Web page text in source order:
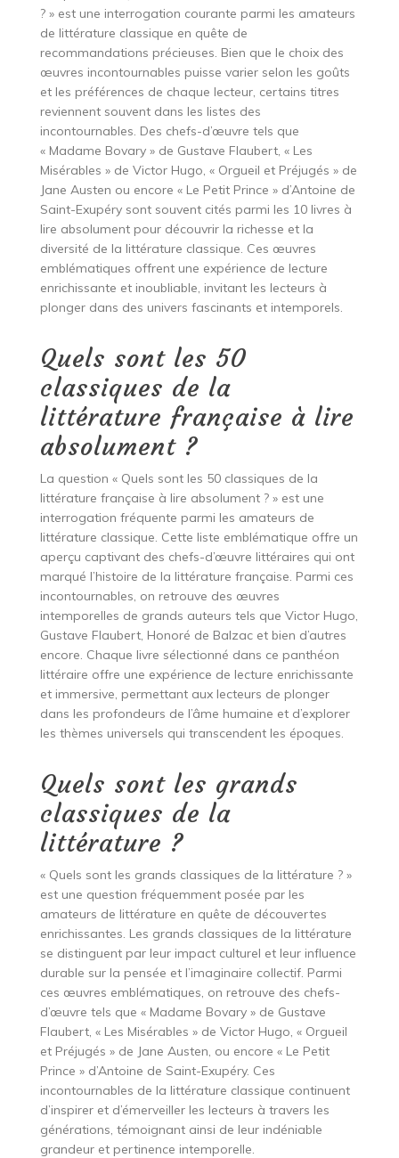
? » est une interrogation courante parmi les amateurs
de littérature classique en quête de
recommandations précieuses. Bien que le choix des
œuvres incontournables puisse varier selon les goûts
et les préférences de chaque lecteur, certains titres
reviennent souvent dans les listes des
incontournables. Des chefs-d’œuvre tels que
« Madame Bovary » de Gustave Flaubert, « Les
Misérables » de Victor Hugo, « Orgueil et Préjugés » de
Jane Austen ou encore « Le Petit Prince » d’Antoine de
Saint-Exupéry sont souvent cités parmi les 10 livres à
lire absolument pour découvrir la richesse et la
diversité de la littérature classique. Ces œuvres
emblématiques offrent une expérience de lecture
enrichissante et inoubliable, invitant les lecteurs à
plonger dans des univers fascinants et intemporels.
Quels sont les 50
classiques de la
littérature française à lire
absolument ?
La question « Quels sont les 50 classiques de la
littérature française à lire absolument ? » est une
interrogation fréquente parmi les amateurs de
littérature classique. Cette liste emblématique offre un
aperçu captivant des chefs-d’œuvre littéraires qui ont
marqué l’histoire de la littérature française. Parmi ces
incontournables, on retrouve des œuvres
intemporelles de grands auteurs tels que Victor Hugo,
Gustave Flaubert, Honoré de Balzac et bien d’autres
encore. Chaque livre sélectionné dans ce panthéon
littéraire offre une expérience de lecture enrichissante
et immersive, permettant aux lecteurs de plonger
dans les profondeurs de l’âme humaine et d’explorer
les thèmes universels qui transcendent les époques.
Quels sont les grands
classiques de la
littérature ?
« Quels sont les grands classiques de la littérature ? »
est une question fréquemment posée par les
amateurs de littérature en quête de découvertes
enrichissantes. Les grands classiques de la littérature
se distinguent par leur impact culturel et leur influence
durable sur la pensée et l’imaginaire collectif. Parmi
ces œuvres emblématiques, on retrouve des chefs-
d’œuvre tels que « Madame Bovary » de Gustave
Flaubert, « Les Misérables » de Victor Hugo, « Orgueil
et Préjugés » de Jane Austen, ou encore « Le Petit
Prince » d’Antoine de Saint-Exupéry. Ces
incontournables de la littérature classique continuent
d’inspirer et d’émerveiller les lecteurs à travers les
générations, témoignant ainsi de leur indéniable
grandeur et pertinence intemporelle.